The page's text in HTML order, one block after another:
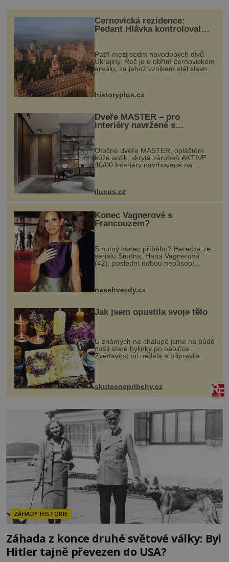
tomu záhadu rozluštit? Jedna z nejslavnějšíchČernovická rezidence:
Pedant Hlávka kontroloval
Patří mezi sedm novodobých divů
Ukrajiny. Řeč je o obřím černovickém
areálu, za jehož vznikem stál slavný
český architekt Josef Hlávka. Ten si
na něm dal mimořádně záležet. Jeho
stavební plány by při ...
historyplus.cz
Dveře MASTER – pro
interiéry navržené s
rozumem i vášní!
Otočné dveře MASTER, opláštění
kůže antik, skrytá zárubeň AKTIVE
40/00 Interiéry navrhované na
zakázku často vyžadují atypické
rozměry nejen nábytku, ale i
dnes umož...
iluxus.cz
Konec Vagnerové s
Francouzem?
Smutný konec příběhu? Herečka ze
seriálu Studna, Hana Vagnerová
(42), poslední dobou nepůsobí
nasehvezdy.cz
Jak jsem opustila svoje tělo
U známých na chalupě jsme na půdě
našli staré bylinky po babičce.
Zvědavost mi nedala a připravila
jsem si z nich lektvar… Zimní pobyt
na chalupě se pro mě vlastní vinou
změnil v děsivý zážitek, na kt...
skutecnepribehy.cz
ZÁHADY HISTORIE
Záhada z konce druhé světové války: Byl
Hitler tajně převezen do USA?